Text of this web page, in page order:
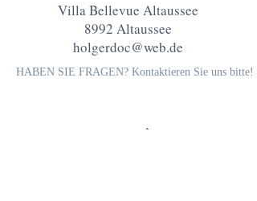
Villa Bellevue Altaussee
8992 Altaussee
holgerdoc@web.de
HABEN SIE FRAGEN? Kontaktieren Sie uns bitte!